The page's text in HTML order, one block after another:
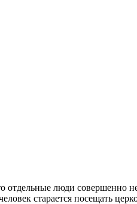
люди совершенно
старается посещать